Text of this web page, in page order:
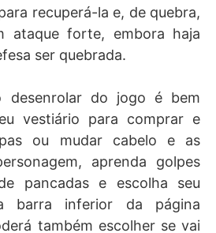
recuperá-la e, de quebra,
ataque forte, embora haja
ser quebrada.
desenrolar do jogo é bem
vestiário para comprar e
ou mudar cabelo e as
aprenda golpes
pancadas e escolha seu
barra inferior da página
também escolher se vai